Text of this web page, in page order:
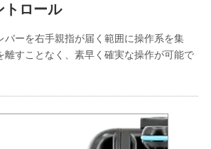
トロール
バーを右手親指が届く範囲に操作系を集
離すことなく、素早く確実な操作が可能で